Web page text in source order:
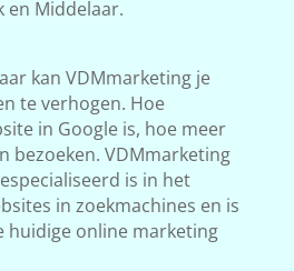
en Middelaar.
kan VDMmarketing je
te verhogen. Hoe
in Google is, hoe meer
bezoeken. VDMmarketing
is in het
in zoekmachines en is
huidige online marketing